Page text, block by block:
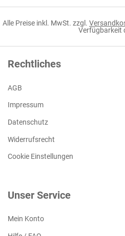
Alle Preise inkl. MwSt. zzgl.
Verfügbarkeit
Rechtliches
AGB
Impressum
Datenschutz
Widerrufsrecht
Cookie Einstellungen
Unser Service
Mein Konto